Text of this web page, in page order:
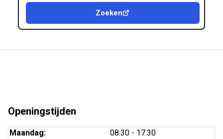
Zoeken
Openingstijden
Maandag:
08.30 - 17.30